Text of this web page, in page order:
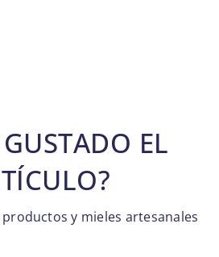
EL
y mieles artesanales